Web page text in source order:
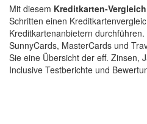
Mit diesem Kreditkarten-Vergleich
Schritten einen
Kreditkartenanbietern
SunnyCards, MasterCards und
Sie eine Übersicht der eff. Zinsen,
Inclusive Testberichte und